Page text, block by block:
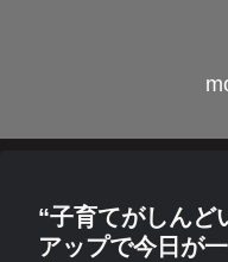
“子育てがしんど
アップで今日が